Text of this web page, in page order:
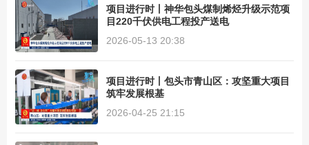
项目进行时丨神华包头煤制烯烃升级示范项
目220千伏供电工程投产送电
2026-05-13 20:38
项目进行时丨包头市青山区：攻坚重大项目
筑牢发展根基
2026-04-25 21:15